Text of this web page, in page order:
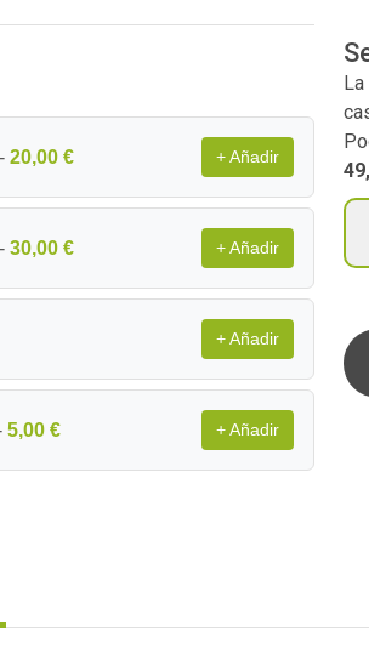
- 20,00 € + Añadir
- 30,00 € + Añadir
+ Añadir
5,00 € + Añadir